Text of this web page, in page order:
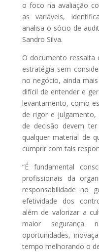
o foco na avaliação
as variáveis,
analisa o sócio de
Sandro Silva.
O documento ressalta
estratégia sem
no negócio, ainda
difícil de entender e
levantamento, como
de rigor e
de decisão devem
qualquer material de
cumprir com tais
“É fundamental
profissionais da
responsabilidade no
efetividade dos
além de valorizar a
maior segurança
oportunidades,
tempo melhorando o